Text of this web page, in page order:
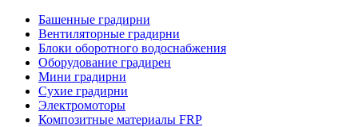
Башенные градирни
Вентиляторные градирни
Блоки оборотного водоснабжения
Оборудование градирен
Мини градирни
Сухие градирни
Электромоторы
Композитные материалы FRP